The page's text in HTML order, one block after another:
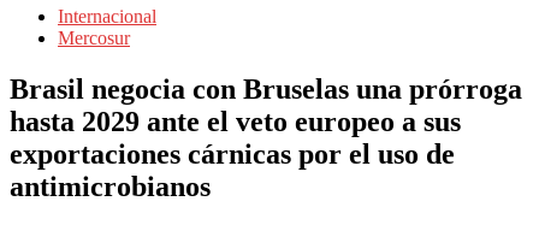
Internacional
Mercosur
Brasil negocia con Bruselas una prórroga
hasta 2029 ante el veto europeo a sus
exportaciones cárnicas por el uso de
antimicrobianos